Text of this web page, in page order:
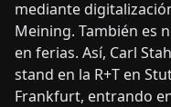
mediante
Meining. También es
en ferias. Así, Carl
stand en la R+T en
Frankfurt, entrando